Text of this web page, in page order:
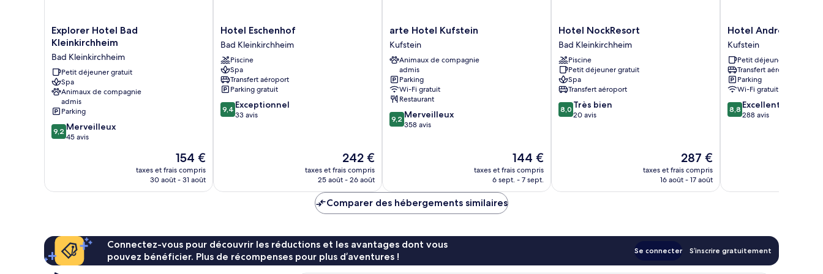
montagne
Explorer
Hotel
Kleinkirchheim
Bad
Kleinkirchheim
Explorer Hotel Bad
Kleinkirchheim
Bad Kleinkirchheim
Petit déjeuner gratuit
Spa
Animaux de compagnie
admis
Parking
9.2
sur
9,2 Merveilleux
45 avis
Le
nouveau
prix
154 €
taxes et frais compris
30 août - 31 août
Hotel
Eschenhof
Bad
Kleinkirchheim
Hotel Eschenhof
Bad Kleinkirchheim
Piscine
Spa
Transfert aéroport
Parking gratuit
9.4
sur
9,4 Exceptionnel
33 avis
Le
nouveau
prix
de
242 €
242 €
taxes et frais compris
25 août - 26 août
arte
Hotel
Kufstein
Kufstein
arte Hotel Kufstein
Kufstein
Animaux de compagnie
admis
Parking
Wi-Fi gratuit
Restaurant
9.2
sur
9,2 Merveilleux
358 avis
Le
nouveau
prix
144 €
taxes et frais compris
6 sept. - 7 sept.
Hotel
NockResort
Bad
Kleinkirchheim
Hotel NockResort
Bad Kleinkirchheim
Piscine
Petit déjeuner gratuit
Spa
Transfert aéroport
8.0
sur
8,0 Très bien
20 avis
Le
nouveau
prix
287 €
taxes et frais compris
16 août - 17 août
Hotel
Andreas
Hofer
Kufstein
Hotel Andreas Hofer
Kufstein
Petit déjeuner gratuit
Transfert aéroport
Parking
Wi-Fi gratuit
8.8
sur
8,8 Excellent
288 avis
Comparer des hébergements similaires
Connectez-vous pour découvrir les réductions et les avantages dont vous
pouvez bénéficier. Plus de récompenses pour plus d’aventures !
Se connecter S’inscrire gratuitement